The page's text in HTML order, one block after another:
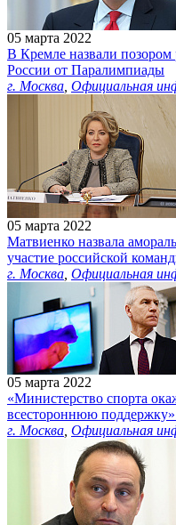
05 марта 2022
В Кремле назвали
России от Паралимпиады
г. Москва Официальная
05 марта 2022
Матвиенко назвала
участие российской
г. Москва Официальная
05 марта 2022
«Министерство спорта
всестороннюю
г. Москва Официальная